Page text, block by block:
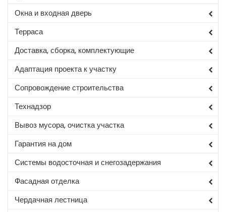
Окна и входная дверь
Терраса
Доставка, сборка, комплектующие
Адаптация проекта к участку
Сопровождение строительства
Технадзор
Вывоз мусора, очистка участка
Гарантия на дом
Системы водосточная и снегозадержания
Фасадная отделка
Чердачная лестница